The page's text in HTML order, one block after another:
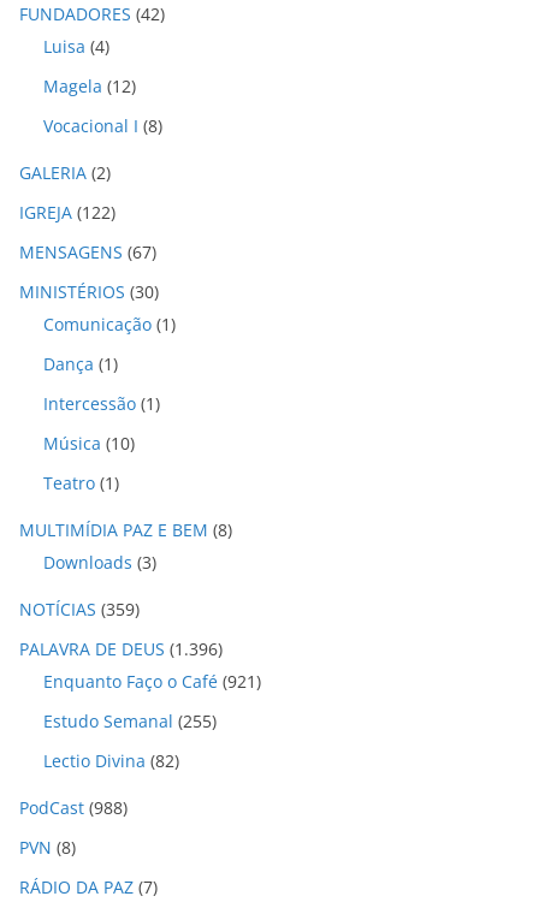
o
FUNDADORES (42)
Luisa (4)
Magela (12)
Vocacional I (8)
GALERIA (2)
IGREJA (122)
MENSAGENS (67)
MINISTÉRIOS (30)
Comunicação (1)
Dança (1)
Intercessão (1)
Música (10)
Teatro (1)
MULTIMÍDIA PAZ E BEM (8)
Downloads (3)
NOTÍCIAS (359)
PALAVRA DE DEUS (1.396)
Enquanto Faço o Café (921)
Estudo Semanal (255)
Lectio Divina (82)
PodCast (988)
PVN (8)
RÁDIO DA PAZ (7)